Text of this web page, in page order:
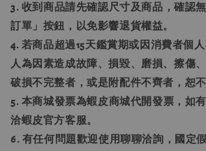
3. 收到商品請先確認尺寸及商品，確認
訂單」按鈕，以免影響退貨權益。
4. 若商品超過15天鑑賞期或因消費者個
人為因素造成故障、損毀、磨損、擦傷
破損不完整者，或是附配件不齊者，恕不
5. 本商城發票為蝦皮商城代開發票，如
洽蝦皮官方客服。
6. 有任何問題歡迎使用聊聊洽詢，國定